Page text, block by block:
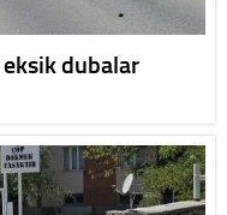
dubalar